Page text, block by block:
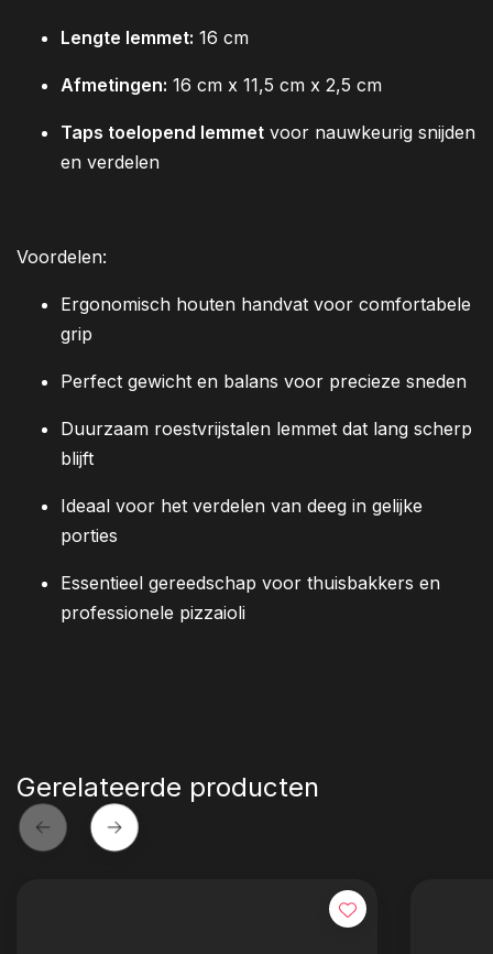
Lengte lemmet: 16 cm
Afmetingen: 16 cm x 11,5 cm x 2,5 cm
Taps toelopend lemmet voor nauwkeurig snijden
en verdelen
Voordelen:
Ergonomisch houten handvat voor comfortabele
grip
Perfect gewicht en balans voor precieze sneden
Duurzaam roestvrijstalen lemmet dat lang scherp
blijft
Ideaal voor het verdelen van deeg in gelijke
porties
Essentieel gereedschap voor thuisbakkers en
professionele pizzaioli
Gerelateerde producten